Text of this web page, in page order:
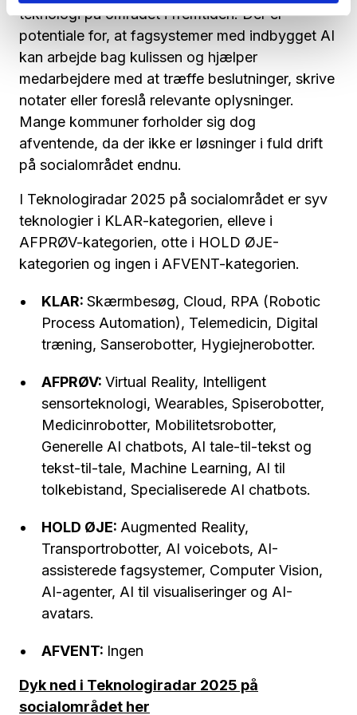
teknologi på området i fremtiden. Der er
potentiale for, at fagsystemer med indbygget AI
kan arbejde bag kulissen og hjælper
medarbejdere med at træffe beslutninger, skrive
notater eller foreslå relevante oplysninger.
Mange kommuner forholder sig dog
afventende, da der ikke er løsninger i fuld drift
på socialområdet endnu.
I Teknologiradar 2025 på socialområdet er syv
teknologier i KLAR-kategorien, elleve i
AFPRØV-kategorien, otte i HOLD ØJE-
kategorien og ingen i AFVENT-kategorien.
KLAR: Skærmbesøg, Cloud, RPA (Robotic
Process Automation), Telemedicin, Digital
træning, Sanserobotter, Hygiejnerobotter.
AFPRØV: Virtual Reality, Intelligent
sensorteknologi, Wearables, Spiserobotter,
Medicinrobotter, Mobilitetsrobotter,
Generelle AI chatbots, AI tale-til-tekst og
tekst-til-tale, Machine Learning, AI til
tolkebistand, Specialiserede AI chatbots.
HOLD ØJE: Augmented Reality,
Transportrobotter, AI voicebots, AI-
assisterede fagsystemer, Computer Vision,
AI-agenter, AI til visualiseringer og AI-
avatars.
AFVENT: Ingen
Dyk ned i Teknologiradar 2025 på
socialområdet her